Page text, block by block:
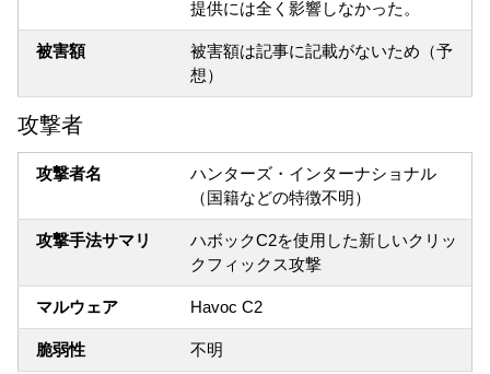
提供には全く影響しなかった。
被害額
被害額は記事に記載がないため（予
想）
攻撃者
攻撃者名
ハンターズ・インターナショナル
（国籍などの特徴不明）
攻撃手法サマリ
ハボックC2を使用した新しいクリッ
クフィックス攻撃
マルウェア Havoc C2
脆弱性 不明